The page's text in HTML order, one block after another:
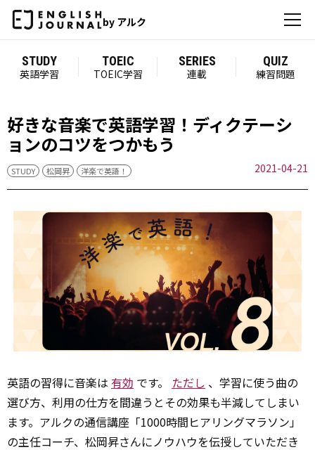
by アルク
STUDY
英語学習
TOEIC
TOEIC学習
SERIES
連載
QUIZ
練習問題
好きな音楽で英語学習！ディクテーシ
ョンのコツをつかもう
STUDY 松岡昇 洋楽で英語！ 2021-04-21
英語の習得に音楽は 有効 です。 ただし 、学習に使う曲の
選び方、利用の仕方を間違うとその効果も半減してしまい
ます。アルクの通信講座「1000時間ヒアリングマラソン」
の主任コーチ、松岡昇さんにノウハウを伝授していただき